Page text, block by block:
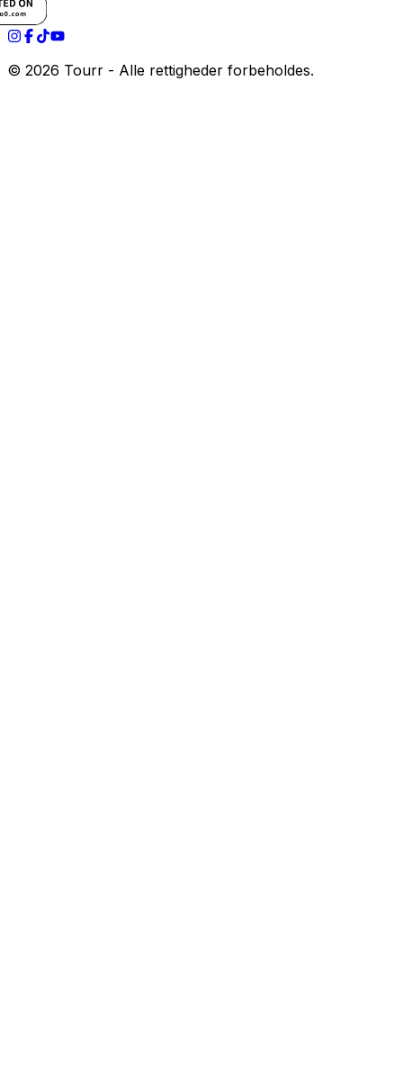
© 2026 Tourr - Alle rettigheder forbeholdes.